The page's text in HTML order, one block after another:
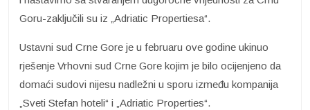
Goru-zaključili su iz „Adriatic Propertiesa“.
Ustavni sud Crne Gore je u februaru ove godine ukinuo
rješenje Vrhovni sud Crne Gore kojim je bilo ocijenjeno da
domaći sudovi nijesu nadležni u sporu između kompanija
„Sveti Stefan hoteli“ i „Adriatic Properties“.